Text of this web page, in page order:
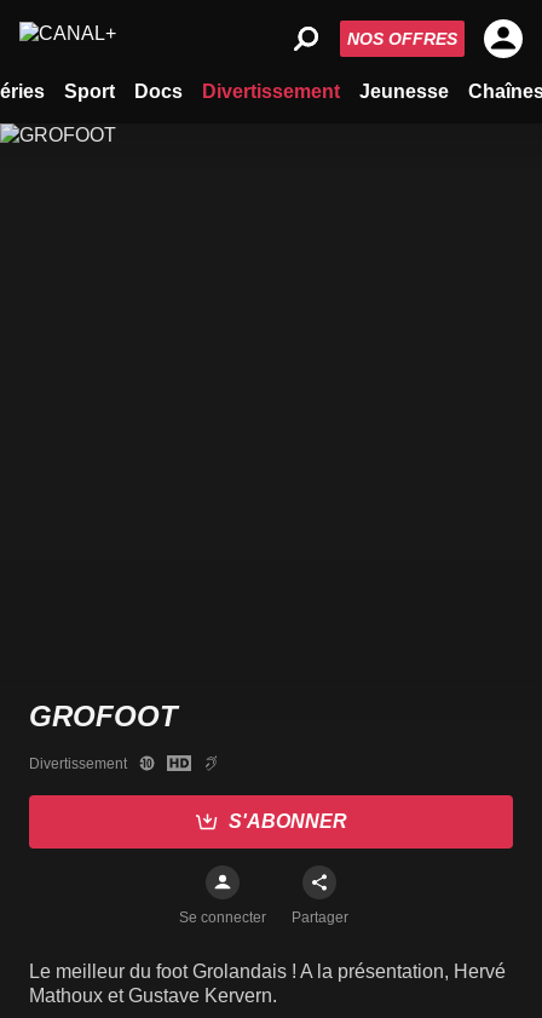
Sport Docs Divertissement Jeunesse
NOS OFFRES
GROFOOT
Divertissement
S'ABONNER
Se connecter Partager
Le meilleur du foot Grolandais ! A la présentation, Hervé
Mathoux et Gustave Kervern.